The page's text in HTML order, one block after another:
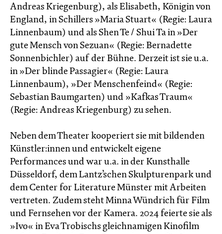
Andreas Kriegenburg), als Elisabeth, Königin von
England, in Schillers »Maria Stuart« (Regie: Laura
Linnenbaum) und als Shen Te / Shui Ta in »Der
gute Mensch von Sezuan« (Regie: Bernadette
Sonnenbichler) auf der Bühne. Derzeit ist sie u.a.
in »Der blinde Passagier« (Regie: Laura
Linnenbaum), »Der Menschen­feind« (Regie:
Sebastian Baumgarten) und »Kafkas Traum«
(Regie: Andreas Kriegenburg) zu sehen.
Neben dem Theater kooperiert sie mit bildenden
Künstler:innen und entwickelt eigene
Performances und war u.a. in der Kunsthalle
Düsseldorf, dem Lantz’schen Skulpturenpark und
dem Center for Literature Münster mit Arbeiten
vertreten. Zudem steht Minna Wündrich für Film
und Fernsehen vor der Kamera. 2024 feierte sie als
»Ivo« in Eva Trobischs gleichnamigen Kinofilm